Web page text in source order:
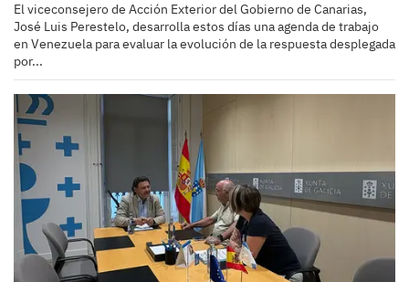
El viceconsejero de Acción Exterior del Gobierno de Canarias,
José Luis Perestelo, desarrolla estos días una agenda de trabajo
en Venezuela para evaluar la evolución de la respuesta desplegada
por...